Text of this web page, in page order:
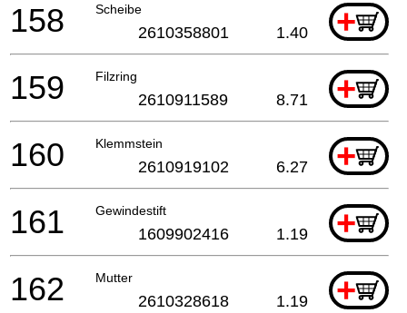
Scheibe +
158 2610358801 1.40
Filzring +
159 2610911589 8.71
Klemmstein +
160 2610919102 6.27
Gewindestift +
161 1609902416 1.19
Mutter +
162 2610328618 1.19